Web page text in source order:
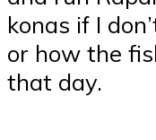
konas if I
or how the
that day.